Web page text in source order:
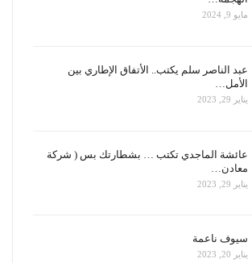
مايو 9, 2024
عبد الناصر سلم يكتب.. الأتفاق الإطاري بين
الأمل…
يناير 29, 2023
عائشة الماجدي تكتب … بشطارتك بس ( شركة
معادن…
يناير 29, 2023
سيوف ناعمة
يناير 20, 2023